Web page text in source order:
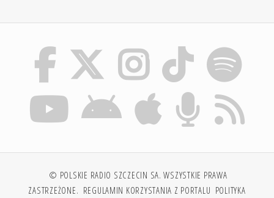
© POLSKIE RADIO SZCZECIN SA. WSZYSTKIE PRAWA
ZASTRZEŻONE. REGULAMIN KORZYSTANIA Z PORTALU POLITYKA